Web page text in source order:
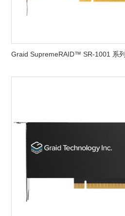
Graid SupremeRAID™ SR-1001 系列